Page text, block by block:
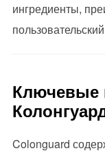
ингредиенты,
Ключевые
Colonguard